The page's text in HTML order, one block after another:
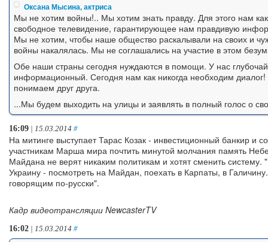
Оксана Мысина, актриса
Мы не хотим войны!.. Мы хотим знать правду. Для этого нам
свободное телевидение, гарантирующее нам правдивую
Мы не хотим, чтобы наше общество раскалывали на своих и
войны накалялась. Мы не соглашались на участие в этом
Обе наши страны сегодня нуждаются в помощи. У нас
информационный. Сегодня нам как никогда необходим
понимаем друг друга.
...Мы будем выходить на улицы и заявлять в полный голос о
16:09 | 15.03.2014 #
На митинге выступает Тарас Козак - инвестиционный банкир
участникам Марша мира почтить минутой молчания память
Майдана не верят никаким политикам и хотят сменить
Украину - посмотреть на Майдан, поехать в Карпаты, в
говорящим по-русски".
Кадр видеотрансляции NewcasterTV
16:02 | 15.03.2014 #